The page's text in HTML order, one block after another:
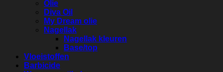
Olie
Diva Oil
My Dream olie
Nagellak
Nagellak kleuren
Base/top
Vloeistoffen
Barbicide